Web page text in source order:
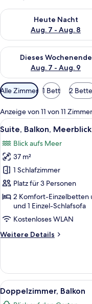
Heute Nacht
Aug. 7 - Aug. 8
Überprüfe die
Dieses Wochenende
Aug. 7 - Aug. 9
Überprüfe die
Verfügbare
Filter
für
Zimmer
Alle Zimmer 1 Bett 2
Anzeige von 11 von 11
Alle
Fotos
für
Suite,
Balkon,
Meerblick
anzeigen
5
Suite, Balkon, Meerblick
Blick aufs Meer
37 m²
1 Schlafzimmer
Platz für 3 Personen
2 Komfort-Einzelbetten
und 1 Einzel-Schlafsofa
Kostenloses WLAN
Weitere Details
Weitere
Balkon,
Meerblick
Alle
Fotos
5
Doppelzimmer, Balkon